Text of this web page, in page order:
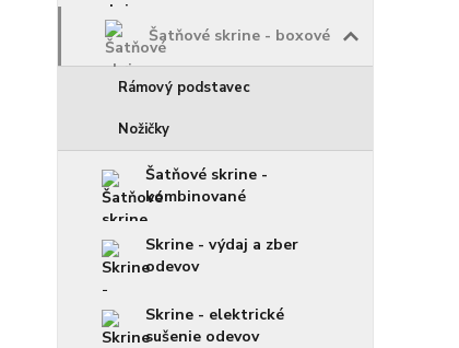
Šatňové skrine - boxové
Rámový podstavec
Nožičky
Šatňové skrine -
kombinované
Skrine - výdaj a zber
odevov
Skrine - elektrické
sušenie odevov